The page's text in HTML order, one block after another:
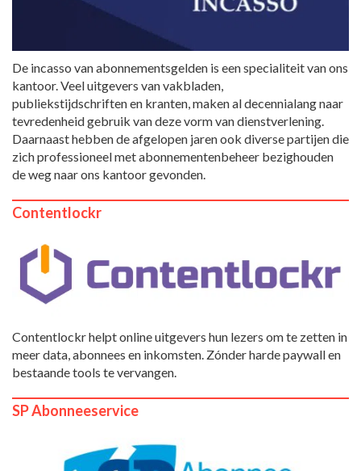
De incasso van abonnementsgelden is een specialiteit van ons
kantoor. Veel uitgevers van vakbladen,
publiekstijdschriften en kranten, maken al decennialang naar
tevredenheid gebruik van deze vorm van dienstverlening.
Daarnaast hebben de afgelopen jaren ook diverse partijen die
zich professioneel met abonnementenbeheer bezighouden
de weg naar ons kantoor gevonden.
Contentlockr
Contentlockr helpt online uitgevers hun lezers om te zetten in
meer data, abonnees en inkomsten. Zónder harde paywall en
bestaande tools te vervangen.
SP Abonneeservice